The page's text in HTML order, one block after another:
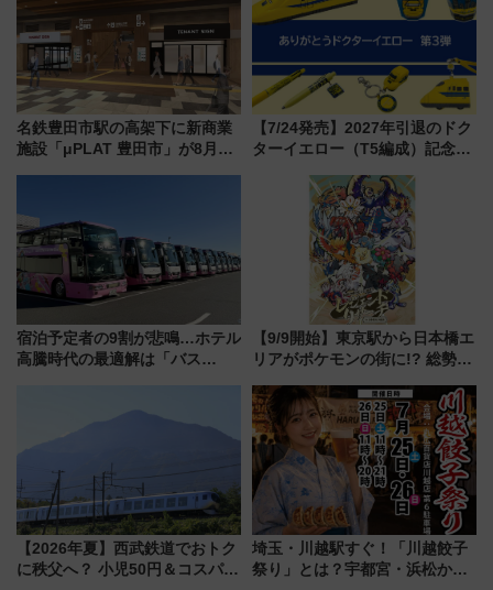
名鉄豊田市駅の高架下に新商業
施設「μPLAT 豊田市」が8月26
【7/24発売】2027年引退のドク
ターイエロー（T5編成）記念グ
送の目覚まし時計など通販・販
売店舗まとめ
宿泊予定者の9割が悲鳴…ホテル
高騰時代の最適解は「バス
【9/9開始】東京駅から日本橋エ
リアがポケモンの街に!? 総勢
リサーチ」本格謎解き・グッズ
情報まとめ
【2026年夏】西武鉄道でおトク
に秩父へ？ 小児50円＆コスパ最
埼玉・川越駅すぐ！「川越餃子
祭り」とは？宇都宮・浜松から